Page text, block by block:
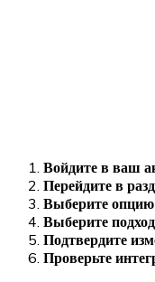
Войдите в ваш
Перейдите в
Выберите
Выберите
Подтвердите
Проверьте